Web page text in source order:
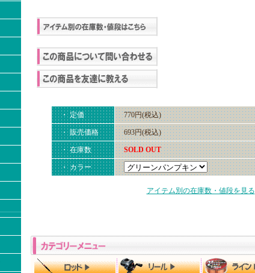
・ 定価 770円(税込)
・ 販売価格 693円(税込)
・ 在庫数 SOLD OUT
・ カラー
アイテム別の在庫数・値段を見る